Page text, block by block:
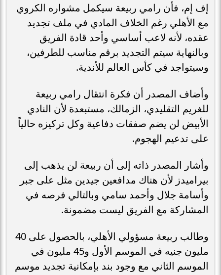
إف إم، فأن رامي ربيعة سيكمل مشواره الكروي
مع الأهلي رغم الخلاف المادي في ملف تجديد
عقده، لأنه لاعب أساسي وأحد قادة الفريق
وبالنهاية سيتم التجديد برقم مناسب للطرفين،
وسيتواجد في كأس العالم للأندية.
وأضاف المصدر أن فكرة انتقال رامي ربيعة
للغريم التقليدي، الزمالك، مستبعدة لأن النادي
الأبيض لن يضم صفقات دفاعية وكل تركيزه حالياً
على تدعيم الهجوم.
وأشار المصدر ذاته إلى أن ربيعة لن يذهب إلى
بيراميدز لأن هناك مدافعين جيدين مثل على جبر
وأسامة جلال وأحمد سامي وبالتالي فرصه في
المشاركة مع الفريق ليست مضمونة.
وطالب ربيعة مسؤولي الأهلي، بالحصول على 40
مليون جنيه في الموسم الأول و45 مليون في
الموسم الثاني مع وجود بند بإمكانية تجديد موسم